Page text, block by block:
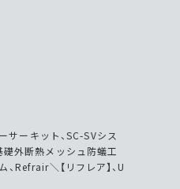
サーキット、SC-SVシス
礎外断熱メッシュ防蟻工
Refrair＼【リフレア】、U